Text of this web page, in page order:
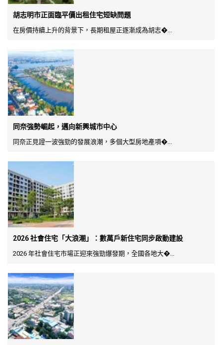
胡志明市正面臨平價出租住宅短缺問題
在房價持續上升的背景下，長期租屋正逐漸成為胡志�...
同奈強勢崛起，邁向新興城市中心
同奈正見證一波強勁的發展浪潮，多個大型房地產項�...
2026 社會住宅「大浪潮」：數萬戶新住宅同步啟動建設
2026 年社會住宅市場正迎來強勁爆發期，全國各地大�...